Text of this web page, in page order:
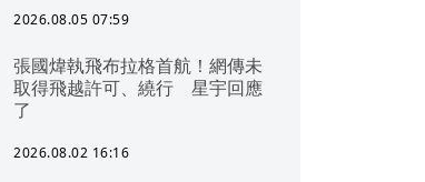
2026.08.05 07:59
張國煒執飛布拉格首航！網傳未
取得飛越許可、繞行 星宇回應
了
2026.08.02 16:16